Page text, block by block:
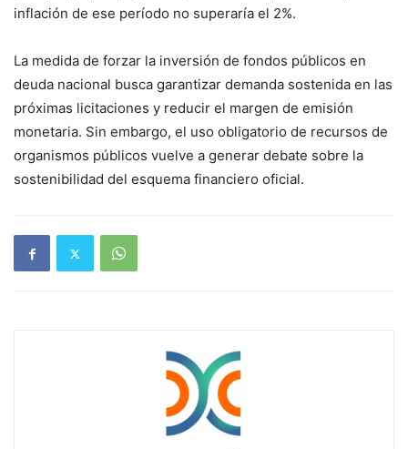
inflación de ese período no superaría el 2%.
La medida de forzar la inversión de fondos públicos en
deuda nacional busca garantizar demanda sostenida en las
próximas licitaciones y reducir el margen de emisión
monetaria. Sin embargo, el uso obligatorio de recursos de
organismos públicos vuelve a generar debate sobre la
sostenibilidad del esquema financiero oficial.